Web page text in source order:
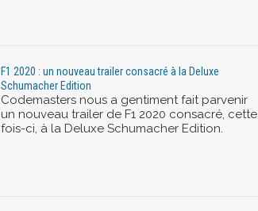
F1 2020 : un nouveau trailer consacré à la Deluxe
Schumacher Edition
Codemasters nous a gentiment fait parvenir
un nouveau trailer de F1 2020 consacré, cette
fois-ci, à la Deluxe Schumacher Edition.